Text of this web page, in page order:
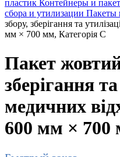
пластик Контейнеры и
сбора и утилизации Пакеты
збору, зберігання та
мм × 700 мм, Категорія С
Пакет
зберігання та
медичних
600 мм × 700